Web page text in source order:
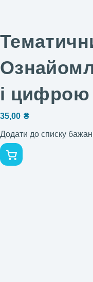
і цифрою
35,00 ₴
Додати до списку